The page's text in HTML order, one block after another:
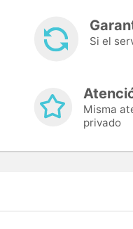
Si el
Misma
privado